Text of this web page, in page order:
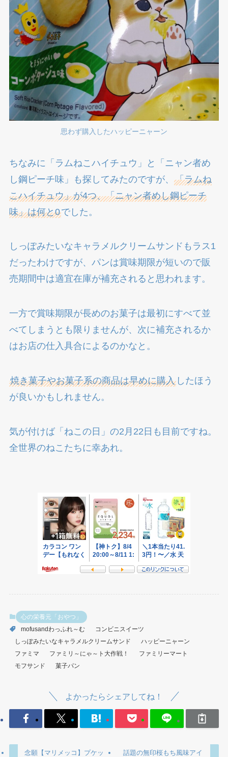
思わず購入したハッピーニャーン
ちなみに「ラムねこハイチュウ」と「ニャン者め
し鋼ピーチ味」も探してみたのですが、 「ラムね
こハイチュウ」が4つ、「ニャン者めし鋼ピーチ
味」は何と0でした。
しっぽみたいなキャラメルクリームサンドもラス1
だったわけですが、パンは賞味期限が短いので販
売期間中は適宜在庫が補充されると思われます。
一方で賞味期限が長めのお菓子は最初にすべて並
べてしまうとも限りませんが、次に補充されるか
はお店の仕入具合によるのかなと。
焼き菓子やお菓子系の商品は早めに購入したほう
が良いかもしれません。
気が付けば「ねこの日」の2月22日も目前ですね。
全世界のねこたちに幸あれ。
心の栄養元「おやつ」
mofusandわっふれ～む
コンビニスイーツ
しっぽみたいなキャラメルクリームサンド
ハッピーニャーン
ファミマ
ファミリ～にゃ～ト大作戦！
ファミリーマート
モフサンド
菓子パン
よかったらシェアしてね！
念願【マリメッコ】プケッ
話題の無印桜もち風味アイ